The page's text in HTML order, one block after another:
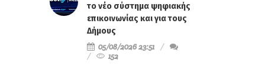
το νέο σύστημα ψηφιακής
επικοινωνίας και για τους
Δήμους
05/08/2026 23:51
152